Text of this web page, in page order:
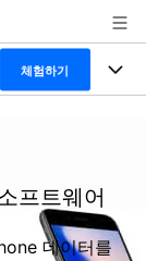
체험하기
프트웨어
데이터를